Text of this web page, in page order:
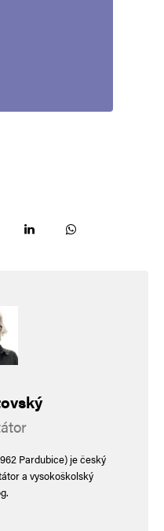
Pardubice) je český
a vysokoškolský